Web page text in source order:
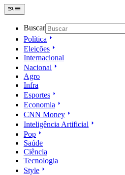
Buscar
Política
Eleições
Internacional
Nacional
Agro
Infra
Esportes
Economia
CNN Money
Inteligência Artificial
Pop
Saúde
Ciência
Tecnologia
Style